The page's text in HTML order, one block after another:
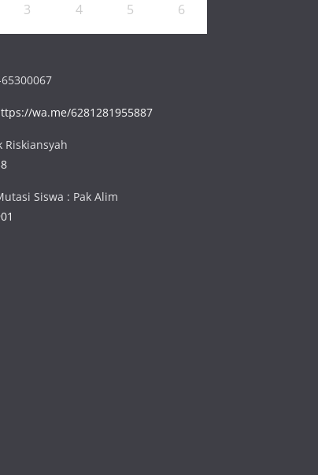
3 4 5
6
wa.me/6281281955887
Riskiansyah
Siswa : Pak Alim